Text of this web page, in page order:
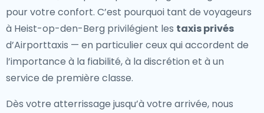
pour votre confort. C’est pourquoi tant de voyageurs
à Heist-op-den-Berg privilégient les taxis privés
d’Airporttaxis — en particulier ceux qui accordent de
l’importance à la fiabilité, à la discrétion et à un
service de première classe.
Dès votre atterrissage jusqu’à votre arrivée, nous